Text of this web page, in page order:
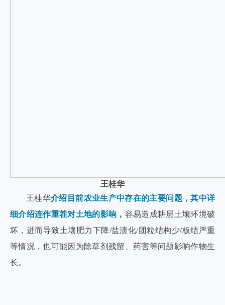
王桂华
王桂华介绍目前农业生产中存在的主要问题，其中详
细介绍连作重茬对土地的影响， 容易造成耕层土壤环境破
坏，进而导致土壤肥力下降/盐渍化/团粒结构少/板结严重
等情况，也可能因为除草剂残留、药害等问题影响作物生
长。